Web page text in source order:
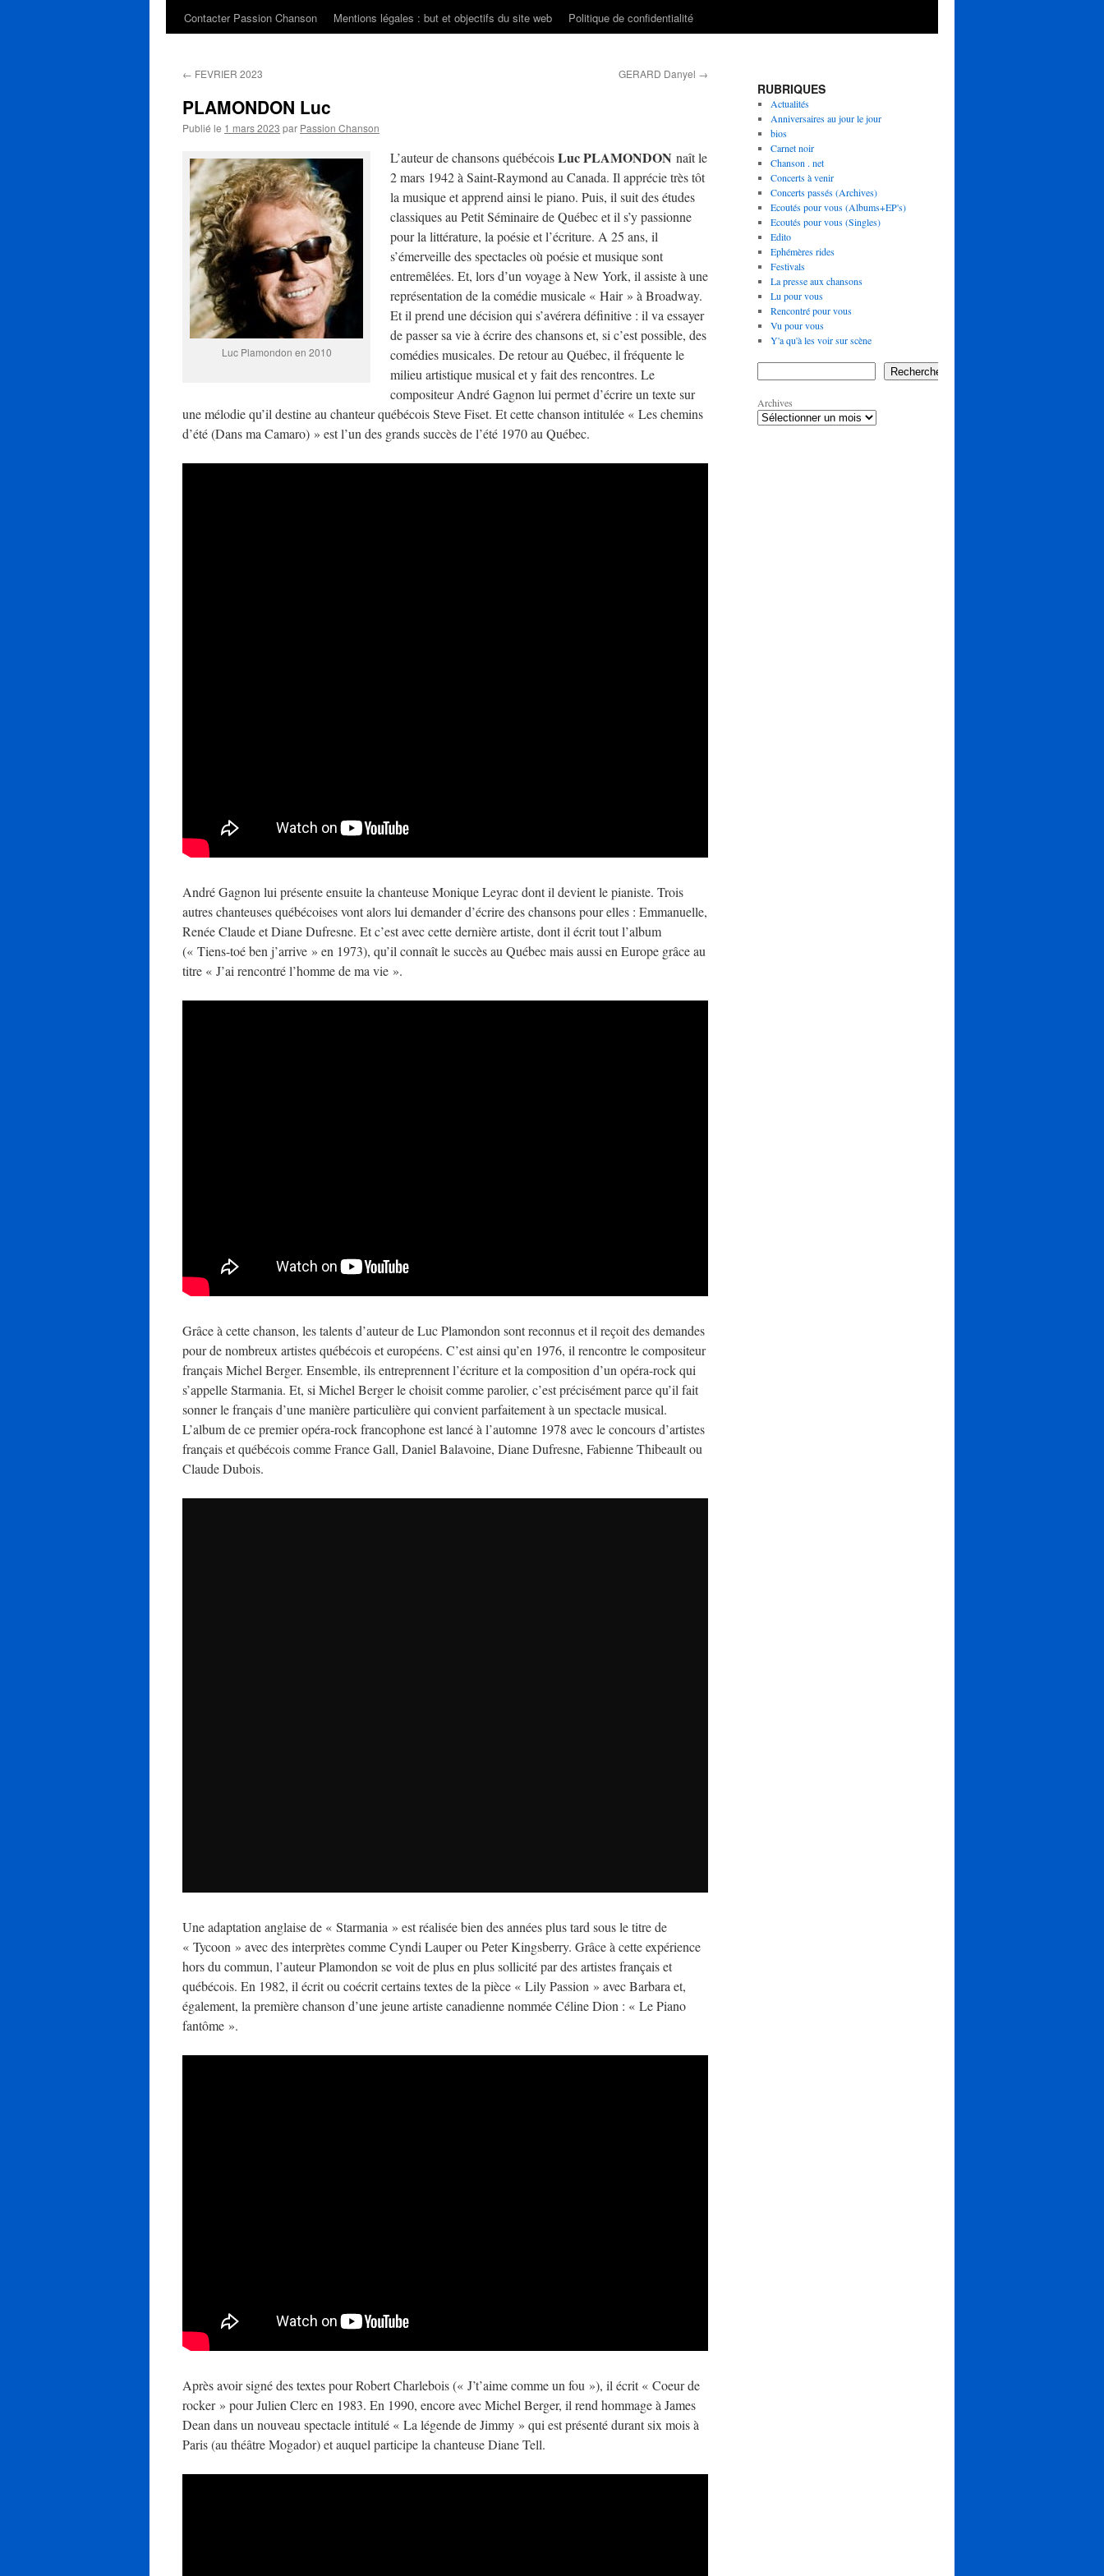
Contacter Passion Chanson
Mentions légales : but et objectifs du site web Politique de confidentialité
← FEVRIER 2023 GERARD Danyel →
PLAMONDON Luc
Publié le 1 mars 2023 par Passion Chanson
Luc Plamondon en 2010
L’auteur de chansons québécoisLuc PLAMONDON naît le
2 mars 1942 à Saint-Raymond au Canada. Il apprécie très tôt
la musique et apprend ainsi le piano. Puis, il suit des études
classiques au Petit Séminaire de Québec et il s’y passionne
pour la littérature, la poésie et l’écriture. A 25 ans, il
s’émerveille des spectacles où poésie et musique sont
entremêlées. Et, lors d’un voyage à New York, il assiste à une
représentation de la comédie musicale « Hair » à Broadway.
Et il prend une décision qui s’avérera définitive : il va essayer
de passer sa vie à écrire des chansons et, si c’est possible, des
comédies musicales. De retour au Québec, il fréquente le
milieu artistique musical et y fait des rencontres. Le
compositeur André Gagnon lui permet d’écrire un texte sur
une mélodie qu’il destine au chanteur québécois Steve Fiset. Et cette chanson intitulée « Les chemins
d’été (Dans ma Camaro) » est l’un des grands succès de l’été 1970 au Québec.
André Gagnon lui présente ensuite la chanteuse Monique Leyrac dont il devient le pianiste. Trois
autres chanteuses québécoises vont alors lui demander d’écrire des chansons pour elles : Emmanuelle,
Renée Claude et Diane Dufresne. Et c’est avec cette dernière artiste, dont il écrit tout l’album
(« Tiens-toé ben j’arrive » en 1973), qu’il connaît le succès au Québec mais aussi en Europe grâce au
titre « J’ai rencontré l’homme de ma vie ».
Grâce à cette chanson, les talents d’auteur de Luc Plamondon sont reconnus et il reçoit des demandes
pour de nombreux artistes québécois et européens. C’est ainsi qu’en 1976, il rencontre le compositeur
français Michel Berger. Ensemble, ils entreprennent l’écriture et la composition d’un opéra-rock qui
s’appelle Starmania. Et, si Michel Berger le choisit comme parolier, c’est précisément parce qu’il fait
sonner le français d’une manière particulière qui convient parfaitement à un spectacle musical.
L’album de ce premier opéra-rock francophone est lancé à l’automne 1978 avec le concours d’artistes
français et québécois comme France Gall, Daniel Balavoine, Diane Dufresne, Fabienne Thibeault ou
Claude Dubois.
Une adaptation anglaise de « Starmania » est réalisée bien des années plus tard sous le titre de
« Tycoon » avec des interprètes comme Cyndi Lauper ou Peter Kingsberry. Grâce à cette expérience
hors du commun, l’auteur Plamondon se voit de plus en plus sollicité par des artistes français et
québécois. En 1982, il écrit ou coécrit certains textes de la pièce « Lily Passion » avec Barbara et,
également, la première chanson d’une jeune artiste canadienne nommée Céline Dion : « Le Piano
fantôme ».
Après avoir signé des textes pour Robert Charlebois (« J’t’aime comme un fou »), il écrit « Coeur de
rocker » pour Julien Clerc en 1983. En 1990, encore avec Michel Berger, il rend hommage à James
Dean dans un nouveau spectacle intitulé « La légende de Jimmy » qui est présenté durant six mois à
Paris (au théâtre Mogador) et auquel participe la chanteuse Diane Tell.
RUBRIQUES
Actualités
Anniversaires au jour le jour
bios
Carnet noir
Chanson . net
Concerts à venir
Concerts passés (Archives)
Ecoutés pour vous (Albums+EP's)
Ecoutés pour vous (Singles)
Edito
Ephémères rides
Festivals
La presse aux chansons
Lu pour vous
Rencontré pour vous
Vu pour vous
Y'a qu'à les voir sur scène
Rechercher
Archives